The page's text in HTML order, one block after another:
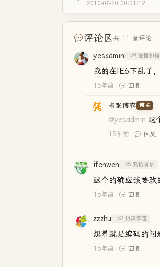
2010-07-20 00:01:12
评论区共 11 条评论
yesadmin Lv9.惺惺相惜
我的在IE6下乱了
15年前 回复
老张博客 博主
@yesadmin 这
15年前 回复
ifenwen Lv5.熟稔有加
这个的确应该要改
16年前 回复
zzzhu Lv2.初识寒暄
想着就是编码的问
16年前 回复